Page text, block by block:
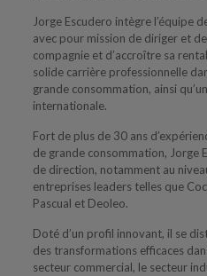
Jorge Escudero intègre l’équipe
avec pour mission de diriger et
compagnie et d’accroître sa
solide carrière professionnelle
grande consommation, ainsi
internationale.
Fort de plus de 30 ans
de grande consommation, Jorge
de direction, notamment au
entreprises leaders telles que
Pascual et Deoleo.
Doté d’un profil innovant, il se
des transformations efficaces
secteur commercial, le secteur